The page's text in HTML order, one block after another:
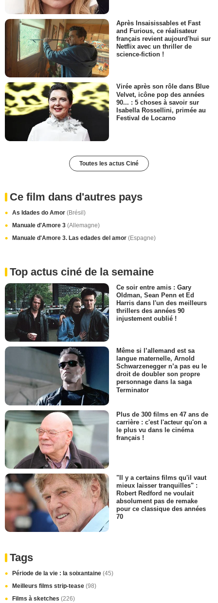
Après Insaisissables et Fast
and Furious, ce réalisateur
français revient aujourd'hui sur
Netflix avec un thriller de
science-fiction !
Virée après son rôle dans Blue
Velvet, icône pop des années
90... : 5 choses à savoir sur
Isabella Rossellini, primée au
Festival de Locarno
Toutes les actus Ciné
Ce film dans d'autres pays
As Idades do Amor (Brésil)
Manuale d'Amore 3 (Allemagne)
Manuale d'Amore 3. Las edades del amor (Espagne)
Top actus ciné de la semaine
Ce soir entre amis : Gary
Oldman, Sean Penn et Ed
Harris dans l'un des meilleurs
thrillers des années 90
injustement oublié !
Même si l’allemand est sa
langue maternelle, Arnold
Schwarzenegger n’a pas eu le
droit de doubler son propre
personnage dans la saga
Terminator
Plus de 300 films en 47 ans de
carrière : c'est l'acteur qu'on a
le plus vu dans le cinéma
français !
"Il y a certains films qu'il vaut
mieux laisser tranquilles" :
Robert Redford ne voulait
absolument pas de remake
pour ce classique des années
70
Tags
Période de la vie : la soixantaine (45)
Meilleurs films strip-tease (98)
Films à sketches (226)